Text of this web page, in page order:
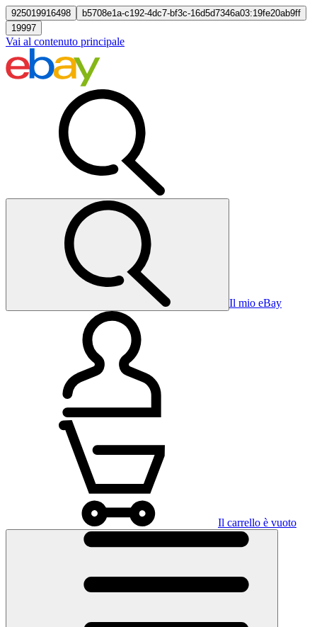
925019916498
b5708e1a-c192-4dc7-bf3c-16d5d7346a03:19fe20ab9ff
19997
Vai al contenuto principale
Il mio eBay
Il carrello è vuoto